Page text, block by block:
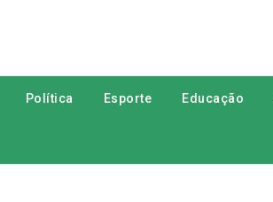
Política Esporte Educação